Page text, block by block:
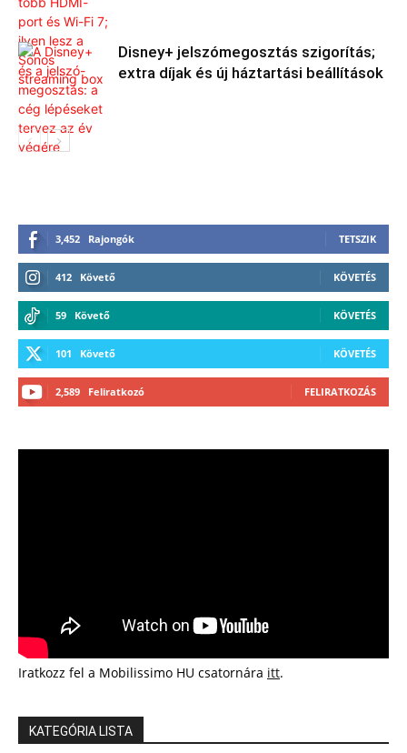
Disney+ jelszómegosztás szigorítás;
extra díjak és új háztartási beállítások
3,452 Rajongók TETSZIK
412 Követő KÖVETÉS
59 Követő KÖVETÉS
101 Követő KÖVETÉS
2,589 Feliratkozó FELIRATKOZÁS
Iratkozz fel a Mobilissimo HU csatornára itt.
KATEGÓRIA LISTA